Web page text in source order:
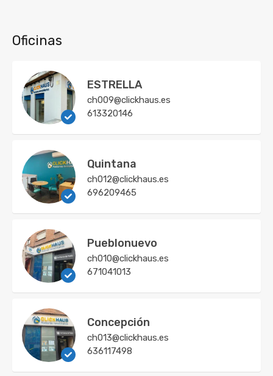
Oficinas
ESTRELLA
ch009@clickhaus.es
613320146
Quintana
ch012@clickhaus.es
696209465
Pueblonuevo
ch010@clickhaus.es
671041013
Concepción
ch013@clickhaus.es
636117498